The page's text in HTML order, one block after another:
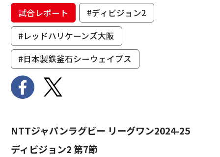
試合レポート
#ディビジョン2
#レッドハリケーンズ大阪
#日本製鉄釜石シーウェイブス
NTTジャパンラグビー リーグワン2024-25
ディビジョン2 第7節